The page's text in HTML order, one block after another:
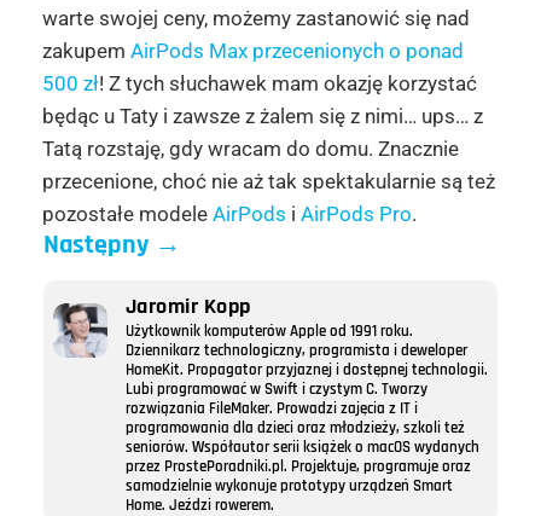
warte swojej ceny, możemy zastanowić się nad
zakupem AirPods Max przecenionych o ponad
500 zł! Z tych słuchawek mam okazję korzystać
będąc u Taty i zawsze z żalem się z nimi… ups… z
Tatą rozstaję, gdy wracam do domu. Znacznie
przecenione, choć nie aż tak spektakularnie są też
pozostałe modele AirPods i AirPods Pro.
Następny→
Jaromir Kopp
Użytkownik komputerów Apple od 1991 roku.
Dziennikarz technologiczny, programista i deweloper
HomeKit. Propagator przyjaznej i dostępnej technologii.
Lubi programować w Swift i czystym C. Tworzy
rozwiązania FileMaker. Prowadzi zajęcia z IT i
programowania dla dzieci oraz młodzieży, szkoli też
seniorów. Współautor serii książek o macOS wydanych
przez ProstePoradniki.pl. Projektuje, programuje oraz
samodzielnie wykonuje prototypy urządzeń Smart
Home. Jeździ rowerem.